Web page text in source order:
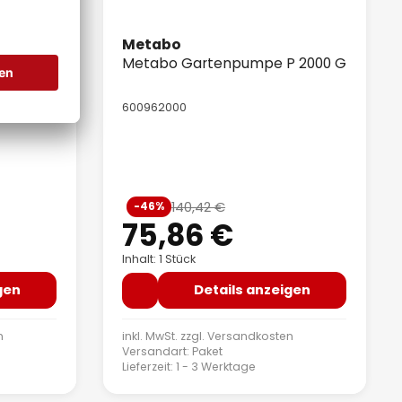
5 von 5 Sternen
Metabo
Metabo Gartenpumpe P 2000 G
600962000
Verkaufspreis:
75,86 €
Regulärer Preis:
140,42 €
-46%
Inhalt: 1 Stück
Details anzeigen
inkl. MwSt. zzgl.Versandkosten
Versandart: Paket
Lieferzeit: 1 - 3 Werktage